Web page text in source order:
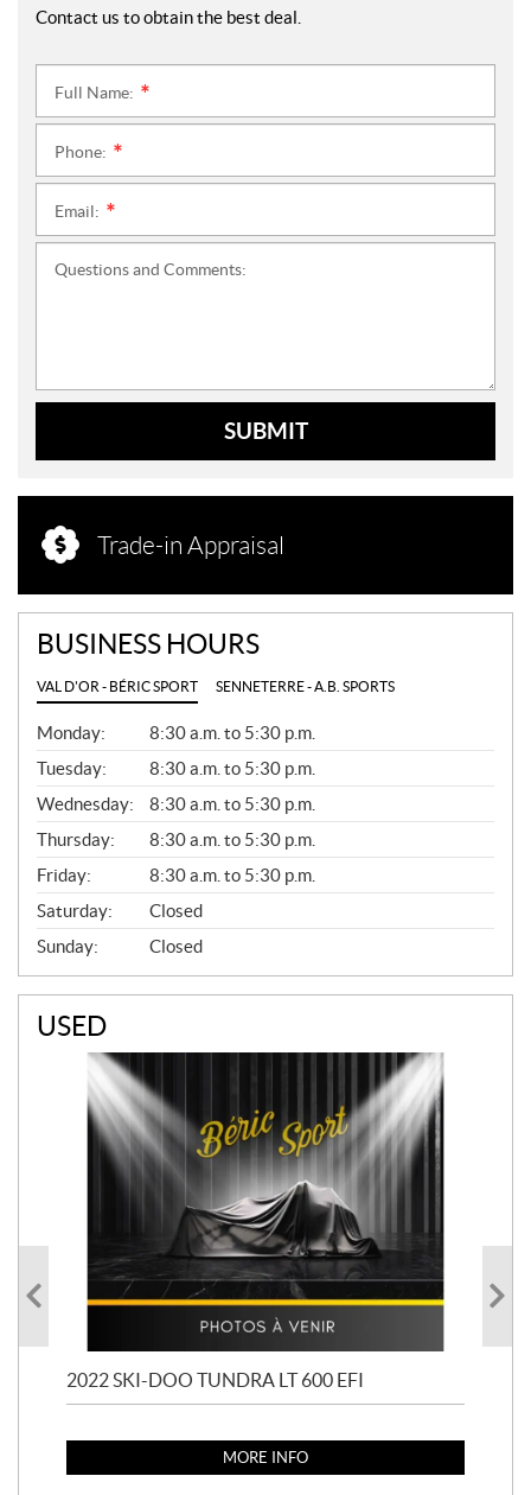
Contact us to obtain the best deal.
Full Name:
Phone:
Email:
Questions and Comments:
SUBMIT
Trade-in Appraisal
BUSINESS HOURS
VAL D'OR - BÉRIC SPORT SENNETERRE - A.B. SPORTS
G
E
N
E
R
A
L
Monday:
8:30 a.m. to 5:30 p.m.
Tuesday:
8:30 a.m. to 5:30 p.m.
Wednesday:
8:30 a.m. to 5:30 p.m.
Thursday:
8:30 a.m. to 5:30 p.m.
Friday:
8:30 a.m. to 5:30 p.m.
Saturday:
Closed
Sunday:
Closed
USED
2022 SKI-DOO TUNDRA LT 600 EFI
MORE INFO